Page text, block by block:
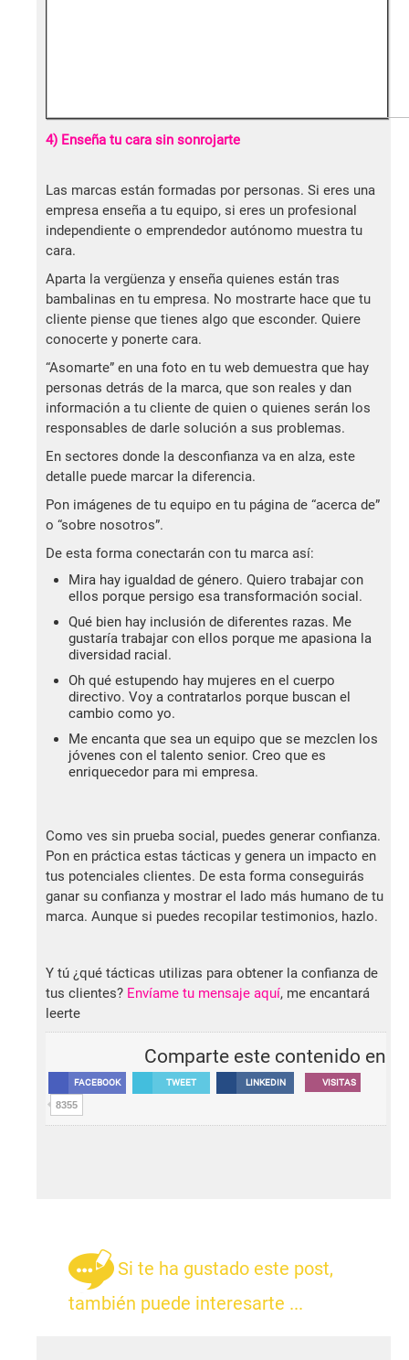
4) Enseña tu cara sin sonrojarte
Las marcas están formadas por personas. Si eres una
empresa enseña a tu equipo, si eres un profesional
independiente o emprendedor autónomo muestra tu
cara.
Aparta la vergüenza y enseña quienes están tras
bambalinas en tu empresa. No mostrarte hace que tu
cliente piense que tienes algo que esconder. Quiere
conocerte y ponerte cara.
“Asomarte” en una foto en tu web demuestra que hay
personas detrás de la marca, que son reales y dan
información a tu cliente de quien o quienes serán los
responsables de darle solución a sus problemas.
En sectores donde la desconfianza va en alza, este
detalle puede marcar la diferencia.
Pon imágenes de tu equipo en tu página de “acerca de”
o “sobre nosotros”.
De esta forma conectarán con tu marca así:
Mira hay igualdad de género. Quiero trabajar con
ellos porque persigo esa transformación social.
Qué bien hay inclusión de diferentes razas. Me
gustaría trabajar con ellos porque me apasiona la
diversidad racial.
Oh qué estupendo hay mujeres en el cuerpo
directivo. Voy a contratarlos porque buscan el
cambio como yo.
Me encanta que sea un equipo que se mezclen los
jóvenes con el talento senior. Creo que es
enriquecedor para mi empresa.
Como ves sin prueba social, puedes generar confianza.
Pon en práctica estas tácticas y genera un impacto en
tus potenciales clientes. De esta forma conseguirás
ganar su confianza y mostrar el lado más humano de tu
marca. Aunque si puedes recopilar testimonios, hazlo.
Y tú ¿qué tácticas utilizas para obtener la confianza de
tus clientes? Envíame tu mensaje aquí, me encantará
leerte
Comparte este contenido en
FACEBOOK TWEET LINKEDIN VISITAS
8355
Si te ha gustado este post,
también puede interesarte ...